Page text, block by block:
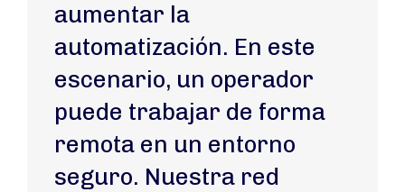
aumentar la
automatización. En este
escenario, un operador
puede trabajar de forma
remota en un entorno
seguro. Nuestra red